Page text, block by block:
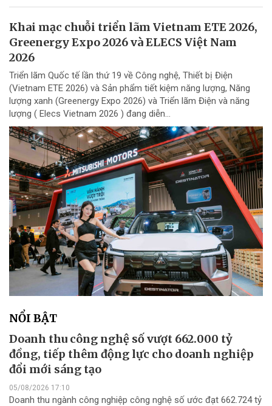
Khai mạc chuỗi triển lãm Vietnam ETE 2026,
Greenergy Expo 2026 và ELECS Việt Nam
2026
Triển lãm Quốc tế lần thứ 19 về Công nghệ, Thiết bị Điện
(Vietnam ETE 2026) và Sản phẩm tiết kiệm năng lượng, Năng
lượng xanh (Greenergy Expo 2026) và Triển lãm Điện và năng
lượng ( Elecs Vietnam 2026 ) đang diễn...
NỔI BẬT
Doanh thu công nghệ số vượt 662.000 tỷ
đồng, tiếp thêm động lực cho doanh nghiệp
đổi mới sáng tạo
05/08/2026 17:10
Doanh thu ngành công nghiệp công nghệ số ước đạt 662.724 tỷ